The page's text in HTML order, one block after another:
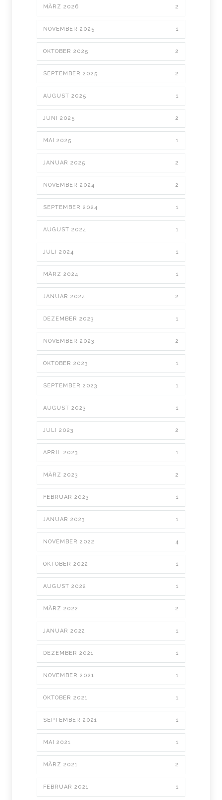
MÄRZ 2026 2
NOVEMBER 2025 1
OKTOBER 2025 2
SEPTEMBER 2025 2
AUGUST 2025 1
JUNI 2025 2
MAI 2025 1
JANUAR 2025 2
NOVEMBER 2024 2
SEPTEMBER 2024 1
AUGUST 2024 1
JULI 2024 1
MÄRZ 2024 1
JANUAR 2024 2
DEZEMBER 2023 1
NOVEMBER 2023 2
OKTOBER 2023 1
SEPTEMBER 2023 1
AUGUST 2023 1
JULI 2023 2
APRIL 2023 1
MÄRZ 2023 2
FEBRUAR 2023 1
JANUAR 2023 1
NOVEMBER 2022 4
OKTOBER 2022 1
AUGUST 2022 1
MÄRZ 2022 2
JANUAR 2022 1
DEZEMBER 2021 1
NOVEMBER 2021 1
OKTOBER 2021 1
SEPTEMBER 2021 1
MAI 2021 1
MÄRZ 2021 2
FEBRUAR 2021 1